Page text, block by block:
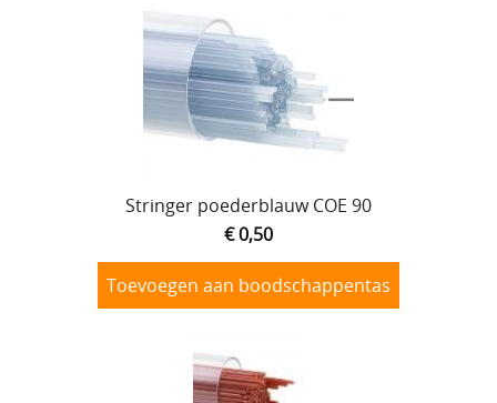
Stringer poederblauw COE 90
€ 0,50
Toevoegen aan boodschappentas